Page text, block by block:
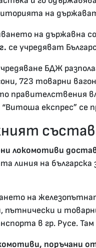
на
на държавна
се учредяват
БДЖ
723 товарни
правителствения
експрес” се
локомотиви
линия на
на
пътнически и
в гр. Русе.
поръчани